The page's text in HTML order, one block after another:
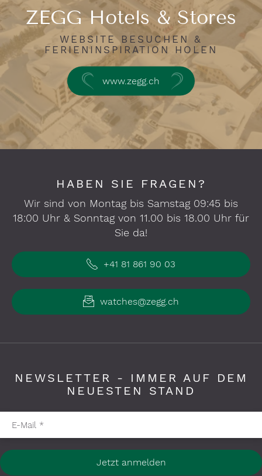
ZEGG Hotels & Stores
WEBSITE BESUCHEN &
FERIENINSPIRATION HOLEN
www.zegg.ch
HABEN SIE FRAGEN?
Wir sind von Montag bis Samstag 09:45 bis
18:00 Uhr & Sonntag von 11.00 bis 18.00 Uhr für
Sie da!
+41 81 861 90 03
watches@zegg.ch
NEWSLETTER - IMMER AUF DEM
NEUESTEN STAND
Pflichtfelder bitte ausfüllen
E-Mail *
Jetzt anmelden